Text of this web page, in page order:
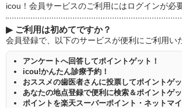
icou！会員サービスのご利用にはログインが必
▶ ご利用は初めてですか？
会員登録で、以下のサービスが便利にご利用い
アンケートへ回答してポイントゲット！
icou!かんたん診療予約！
おススメの歯医者さんに投票してポイントゲッ
あなたの地点登録で便利に検索＆ポイントゲッ
ポイントを楽天スーパーポイント・ネットマ